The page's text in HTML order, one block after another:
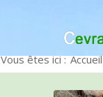
Vous êtes ici : Accueil